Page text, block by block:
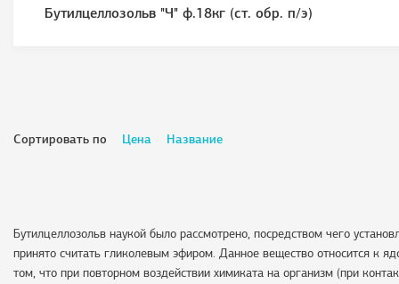
Бутилцеллозольв "Ч" ф.18кг (ст. обр. п/э)
Сортировать по Цена Название
Бутилцеллозольв наукой было рассмотрено, посредством чего
принято считать гликолевым эфиром. Данное вещество относится к
том, что при повторном воздействии химиката на организм (при